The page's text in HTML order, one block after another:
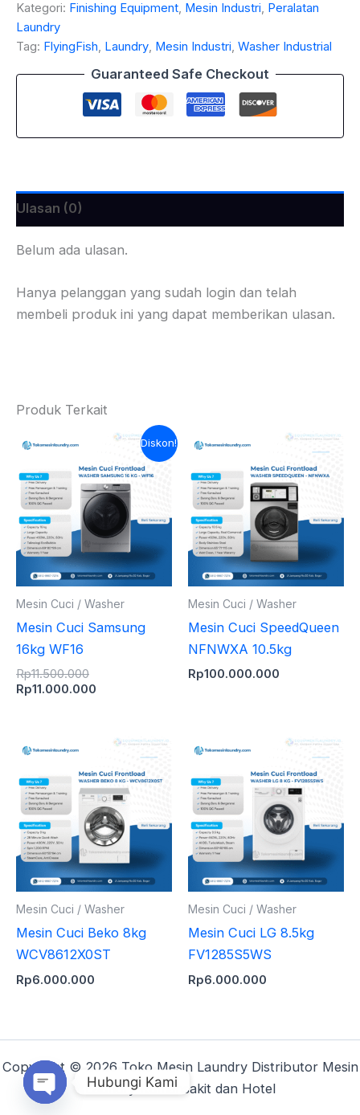
Kategori: Finishing Equipment, Mesin Industri, Peralatan
Laundry
Tag: FlyingFish, Laundry, Mesin Industri, Washer Industrial
Guaranteed Safe Checkout
Ulasan (0)
Belum ada ulasan.
Hanya pelanggan yang sudah login dan telah
membeli produk ini yang dapat memberikan ulasan.
Produk Terkait
Diskon!
Mesin Cuci / Washer
Mesin Cuci Samsung
16kg WF16
Rp11.500.000
Harga
adalah:
Rp11.500.000.
Rp11.000.000
Harga
ini
adalah:
Rp11.000.000.
Mesin Cuci / Washer
Mesin Cuci SpeedQueen
NFNWXA 10.5kg
Rp100.000.000
Mesin Cuci / Washer
Mesin Cuci Beko 8kg
WCV8612X0ST
Rp6.000.000
Mesin Cuci / Washer
Mesin Cuci LG 8.5kg
FV1285S5WS
Rp6.000.000
Copyright © 2026 Toko Mesin Laundry Distributor Mesin
Laundry Rumahsakit dan Hotel
Hubungi Kami